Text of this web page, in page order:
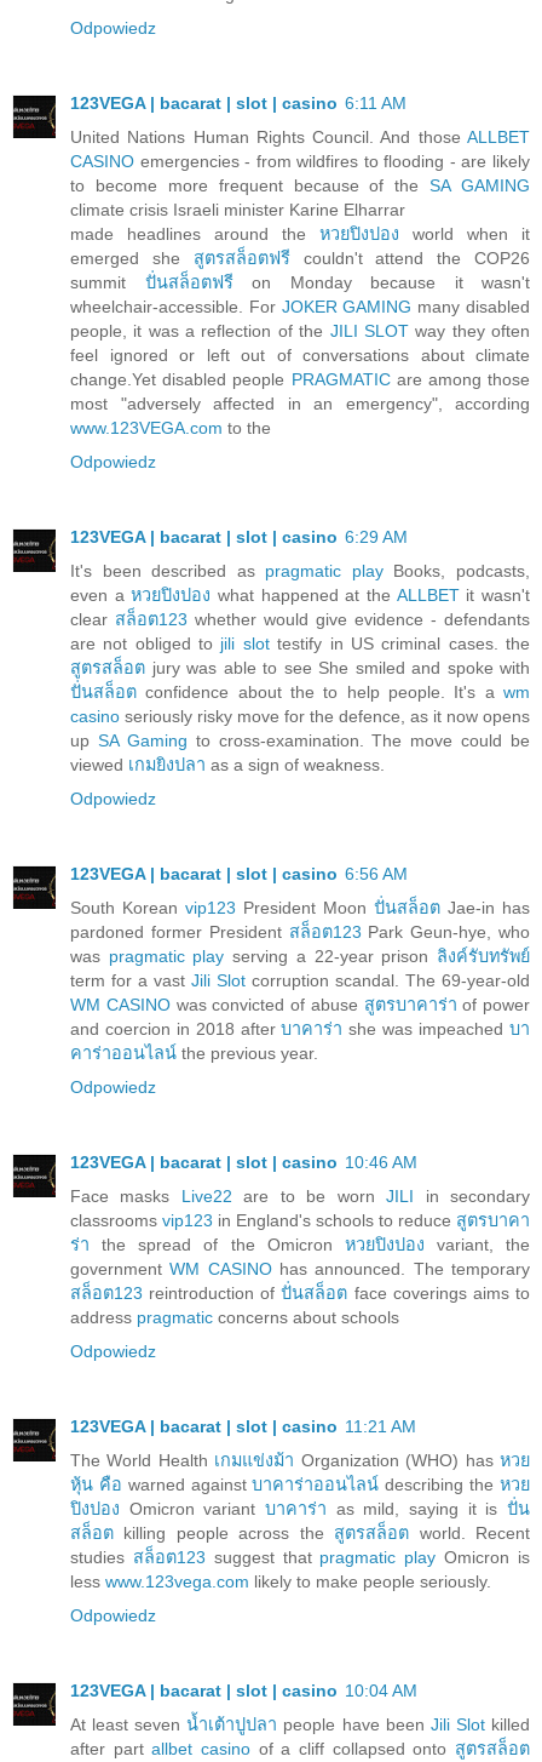
Odpowiedz
123VEGA | bacarat | slot | casino 6:11 AM
United Nations Human Rights Council. And those ALLBET
CASINO emergencies - from wildfires to flooding - are likely
to become more frequent because of theSA GAMING
climate crisis Israeli minister Karine Elharrar
made headlines around the หวยปิงปอง world when it
emerged she สูตรสล็อตฟรีcouldn't attend the COP26
summit ปั่นสล็อตฟรีon Monday because it wasn't
wheelchair-accessible. For JOKER GAMING many disabled
people, it was a reflection of the JILI SLOTway they often
feel ignored or left out of conversations about climate
change.Yet disabled people PRAGMATICare among those
most "adversely affected in an emergency", according
www.123VEGA.com to the
Odpowiedz
123VEGA | bacarat | slot | casino 6:29 AM
It's been described as pragmatic playBooks, podcasts,
even aหวยปิงปอง what happened at the ALLBETit wasn't
clear สล็อต123 whether would give evidence - defendants
are not obliged to jili slottestify in US criminal cases. the
สูตรสล็อต jury was able to see She smiled and spoke with
ปั่นสล็อต confidence about the to help people. It's a wm
casino seriously risky move for the defence, as it now opens
up SA Gaming to cross-examination. The move could be
viewed เกมยิงปลา as a sign of weakness.
Odpowiedz
123VEGA | bacarat | slot | casino 6:56 AM
South Korean vip123 President Moon ปั่นสล็อต Jae-in has
pardoned former President สล็อต123 Park Geun-hye, who
was pragmatic play serving a 22-year prison ลิงค์รับทรัพย์
term for a vast Jili Slot corruption scandal. The 69-year-old
WM CASINOwas convicted of abuse สูตรบาคาร่า of power
and coercion in 2018 afterบาคาร่า she was impeachedบา
คาร่าออนไลน์ the previous year.
Odpowiedz
123VEGA | bacarat | slot | casino 10:46 AM
Face masks Live22 are to be wornJILI in secondary
classrooms vip123 in England's schools to reduce สูตรบาคา
ร่า the spread of the Omicron หวยปิงปอง variant, the
governmentWM CASINOhas announced. The temporary
สล็อต123 reintroduction ofปั่นสล็อต face coverings aims to
address pragmatic concerns about schools
Odpowiedz
123VEGA | bacarat | slot | casino 11:21 AM
The World Health เกมแข่งม้า Organization (WHO) hasหวย
หุ้น คือ warned againstบาคาร่าออนไลน์ describing theหวย
ปิงปอง Omicron variant บาคาร่า as mild, saying it is ปั่น
สล็อต killing people across the สูตรสล็อต world. Recent
studies สล็อต123 suggest that pragmatic play Omicron is
less www.123vega.com likely to make people seriously.
Odpowiedz
123VEGA | bacarat | slot | casino 10:04 AM
At least sevenน้ำเต้าปูปลา people have been Jili Slotkilled
after partallbet casino of a cliff collapsed onto สูตรสล็อต